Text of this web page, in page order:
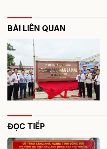
BÀI LIÊN QUAN
ĐỌC TIẾP